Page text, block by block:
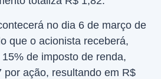
no dia 6 de março de
que o acionista receberá,
de imposto de renda,
por ação, resultando em R$